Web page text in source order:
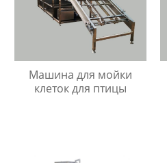
Машина для мойки
клеток для птицы